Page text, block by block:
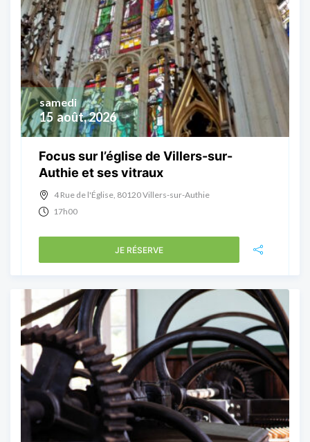
15 août, 2026
samedi
Focus sur l’église de Villers-sur-
Authie et ses vitraux
4 Rue de l'Église, 80120 Villers-sur-Authie
17h00
JE RÉSERVE